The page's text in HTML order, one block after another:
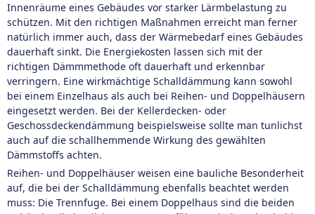
Innenräume eines Gebäudes vor starker Lärmbelastung zu
schützen. Mit den richtigen Maßnahmen erreicht man ferner
natürlich immer auch, dass der Wärmebedarf eines Gebäudes
dauerhaft sinkt. Die Energiekosten lassen sich mit der
richtigen Dämmmethode oft dauerhaft und erkennbar
verringern. Eine wirkmächtige Schalldämmung kann sowohl
bei einem Einzelhaus als auch bei Reihen- und Doppelhäusern
eingesetzt werden. Bei der Kellerdecken- oder
Geschossdeckendämmung beispielsweise sollte man tunlichst
auch auf die schallhemmende Wirkung des gewählten
Dämmstoffs achten.
Reihen- und Doppelhäuser weisen eine bauliche Besonderheit
auf, die bei der Schalldämmung ebenfalls beachtet werden
muss: Die Trennfuge. Bei einem Doppelhaus sind die beiden